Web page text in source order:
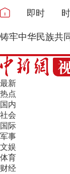
即时
铸牢中华民族共
最新
热点
国内
社会
国际
军事
文娱
体育
财经